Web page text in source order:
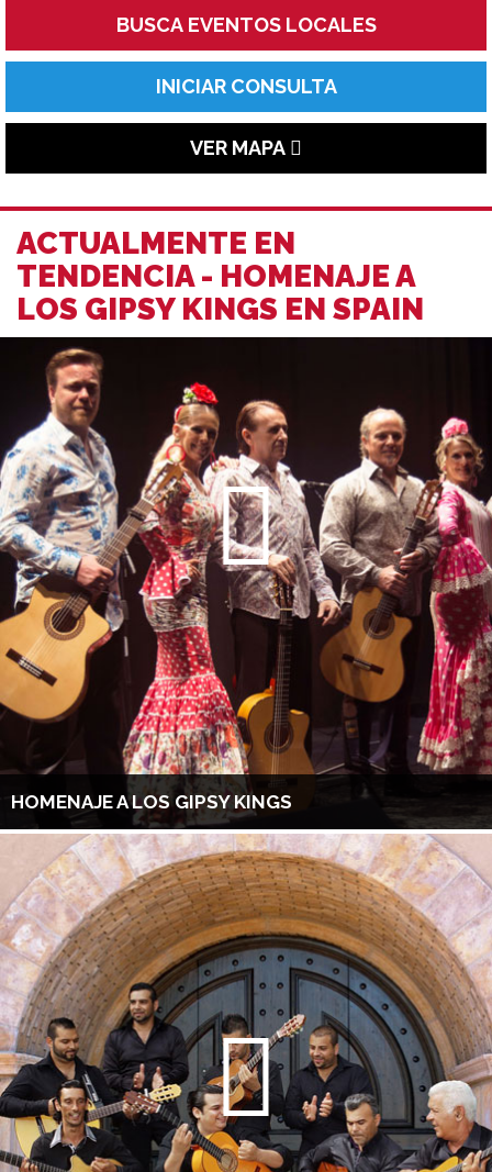
BUSCA EVENTOS LOCALES
INICIAR CONSULTA
VER MAPA
ACTUALMENTE EN
TENDENCIA - HOMENAJE A
LOS GIPSY KINGS EN SPAIN
HOMENAJE A LOS GIPSY KINGS